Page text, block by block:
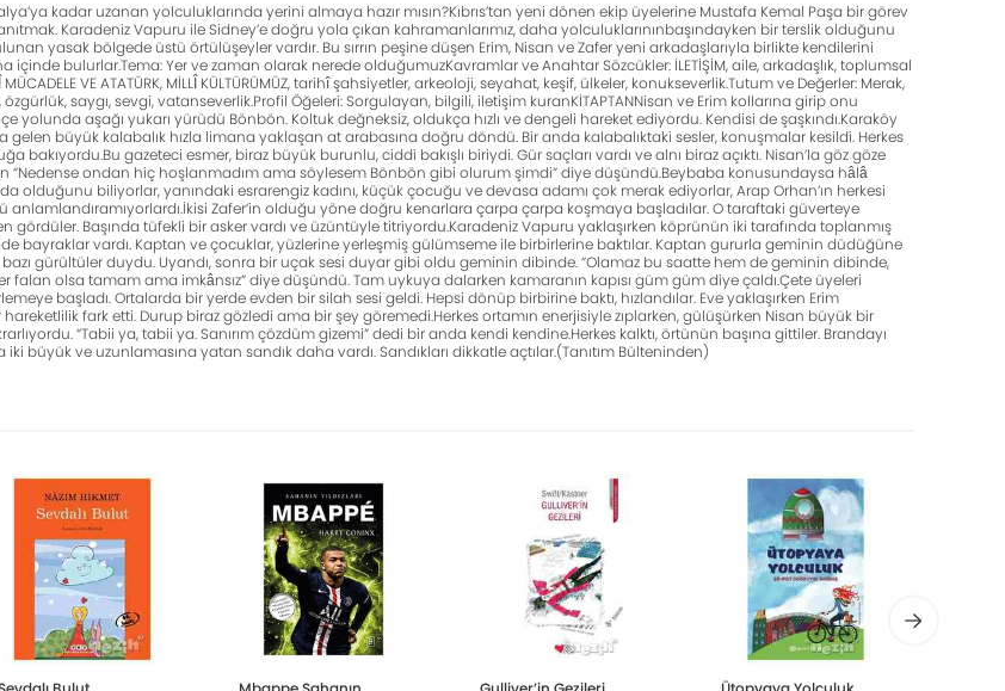
kadar uzanan yolculuklarında yerini almaya hazır mısın?Kıbrıs’tan yeni dönen ekip üyelerine Mustafa Kemal Paşa bir görev
Karadeniz Vapuru ile Sidney’e doğru yola çıkan kahramanlarımız, daha yolculuklarınınbaşındayken bir terslik olduğunu
yasak bölgede üstü örtülüşeyler vardır. Bu sırrın peşine düşen Erim, Nisan ve Zafer yeni arkadaşlarıyla birlikte kendilerini
içinde bulurlar.Tema: Yer ve zaman olarak nerede olduğumuzKavramlar ve Anahtar Sözcükler: İLETİŞİM, aile, arkadaşlık, toplumsal
VE ATATÜRK, MİLLÎ KÜLTÜRÜMÜZ, tarihî şahsiyetler, arkeoloji, seyahat, keşif, ülkeler, konukseverlik.Tutum ve Değerler: Merak,
özgürlük, saygı, sevgi, vatanseverlik.Profil Öğeleri: Sorgulayan, bilgili, iletişim kuranKİTAPTANNisan ve Erim kollarına girip onu
yolunda aşağı yukarı yürüdü Bönbön. Koltuk değneksiz, oldukça hızlı ve dengeli hareket ediyordu. Kendisi de şaşkındı.Karaköy
gelen büyük kalabalık hızla limana yaklaşan at arabasına doğru döndü. Bir anda kalabalıktaki ses­ler, konuşmalar kesildi. Herkes
gazeteci esmer, biraz büyük burunlu, ciddi bakışlı biriydi. Gür saçları vardı ve alnı biraz açık­tı. Nisan’la göz göze
“Nedense ondan hiç hoşlanmadım ama söylesem Bönbön gibi olurum şimdi” diye dü­şündü.Beybaba konusundaysa hâlâ
olduğunu biliyorlar, yanın­daki esrarengiz kadını, küçük çocuğu ve devasa adamı çok merak ediyorlar, Arap Orhan’ın herkesi
anlamlandıra­mıyorlardı.İkisi Zafer’in olduğu yöne doğru kenarlara çar­pa çarpa koşmaya başladılar. O taraftaki güverteye
gördüler. Ba­şında tüfekli bir asker vardı ve üzüntüyle titriyordu.Karadeniz Vapuru yaklaşırken köprünün iki tarafında toplanmış
bayraklar vardı. Kaptan ve çocuklar, yüz­lerine yerleşmiş gülümseme ile birbirlerine baktılar. Kaptan gururla geminin düdüğüne
gürültüler duydu. Uyandı, sonra bir uçak sesi duyar gibi oldu geminin dibinde. “Olamaz bu saatte hem de geminin dibin­de,
olsa tamam ama imkânsız” diye düşündü. Tam uykuya dalarken kamaranın kapısı güm güm diye çaldı.Çete üyeleri
başladı. Ortalarda bir yerde evden bir silah sesi geldi. Hepsi dönüp birbirine baktı, hız­landılar. Eve yaklaşırken Erim
fark etti. Durup biraz gözledi ama bir şey göremedi.Herkes ortamın enerjisiyle zıplarken, gülüşür­ken Nisan büyük bir
“Tabii ya, tabii ya. Sanırım çöz­düm gizemi” dedi bir anda kendi kendine.Herkes kalktı, örtünün başına gittiler. Brandayı
büyük ve uzunlamasına yatan sandık daha vardı. Sandıkları dikkatle açtılar.(Tanıtım Bülteninden)